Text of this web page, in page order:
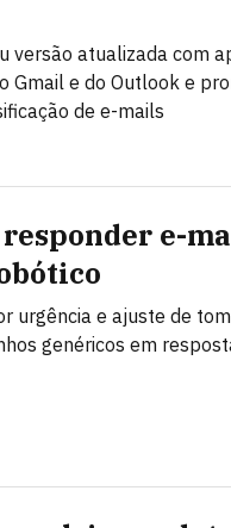
versão atualizada com
Gmail e do Outlook e
de e-mails
e-
urgência e ajuste de
genéricos em